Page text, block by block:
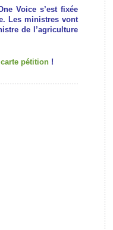
Voice s’est fixée
Les ministres vont
de l’agriculture
pétition !